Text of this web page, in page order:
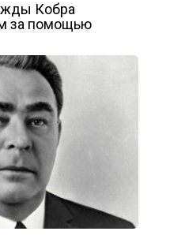
Кобра
за помощью